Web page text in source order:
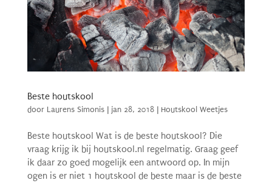
Beste houtskool
door Laurens Simonis| jan 28, 2018| Houtskool Weetjes
Beste houtskool Wat is de beste houtskool? Die
vraag krijg ik bij houtskool.nl regelmatig. Graag geef
ik daar zo goed mogelijk een antwoord op. In mijn
ogen is er niet 1 houtskool de beste maar is de beste